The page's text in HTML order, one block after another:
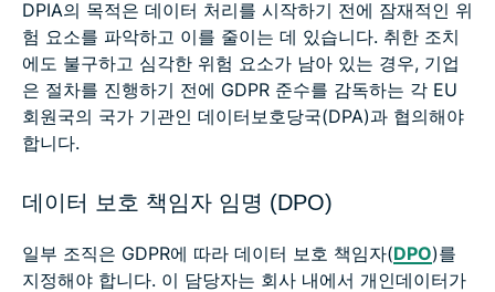
DPIA의 목적은 데이터 처리를 시작하기 전에 잠재적인 위
험 요소를 파악하고 이를 줄이는 데 있습니다. 취한 조치
에도 불구하고 심각한 위험 요소가 남아 있는 경우, 기업
은 절차를 진행하기 전에 GDPR 준수를 감독하는 각 EU
회원국의 국가 기관인 데이터보호당국(DPA)과 협의해야
합니다.
데이터 보호 책임자 임명 (DPO)
일부 조직은 GDPR에 따라 데이터 보호 책임자(DPO)를
지정해야 합니다. 이 담당자는 회사 내에서 개인데이터가